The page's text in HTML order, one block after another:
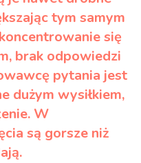
tym samym
się
brak odpowiedzi
pytania jest
dużym wysiłkiem,
W
są gorsze niż